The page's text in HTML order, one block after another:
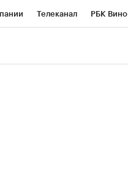
Телеканал РБК Вино